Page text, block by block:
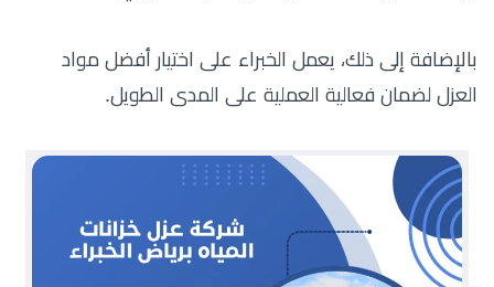
بالإضافة إلى ذلك، يعمل الخبراء على اختيار أفضل مواد
العزل لضمان فعالية العملية على المدى الطويل.